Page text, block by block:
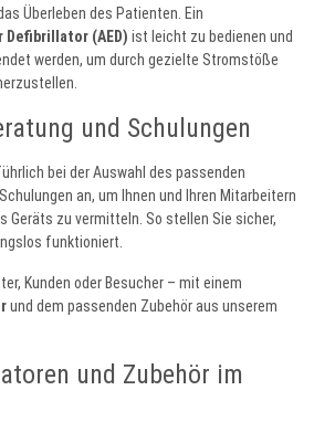
Überleben des Patienten. Ein
(AED) ist leicht zu bedienen und
werden, um durch gezielte Stromstöße
und Schulungen
bei der Auswahl des passenden
an, um Ihnen und Ihren Mitarbeitern
Geräts zu vermitteln. So stellen Sie sicher,
funktioniert.
Kunden oder Besucher – mit einem
und dem passenden Zubehör aus unserem
und Zubehör im